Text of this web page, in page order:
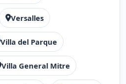
Versalles
Villa del Parque
Villa General Mitre